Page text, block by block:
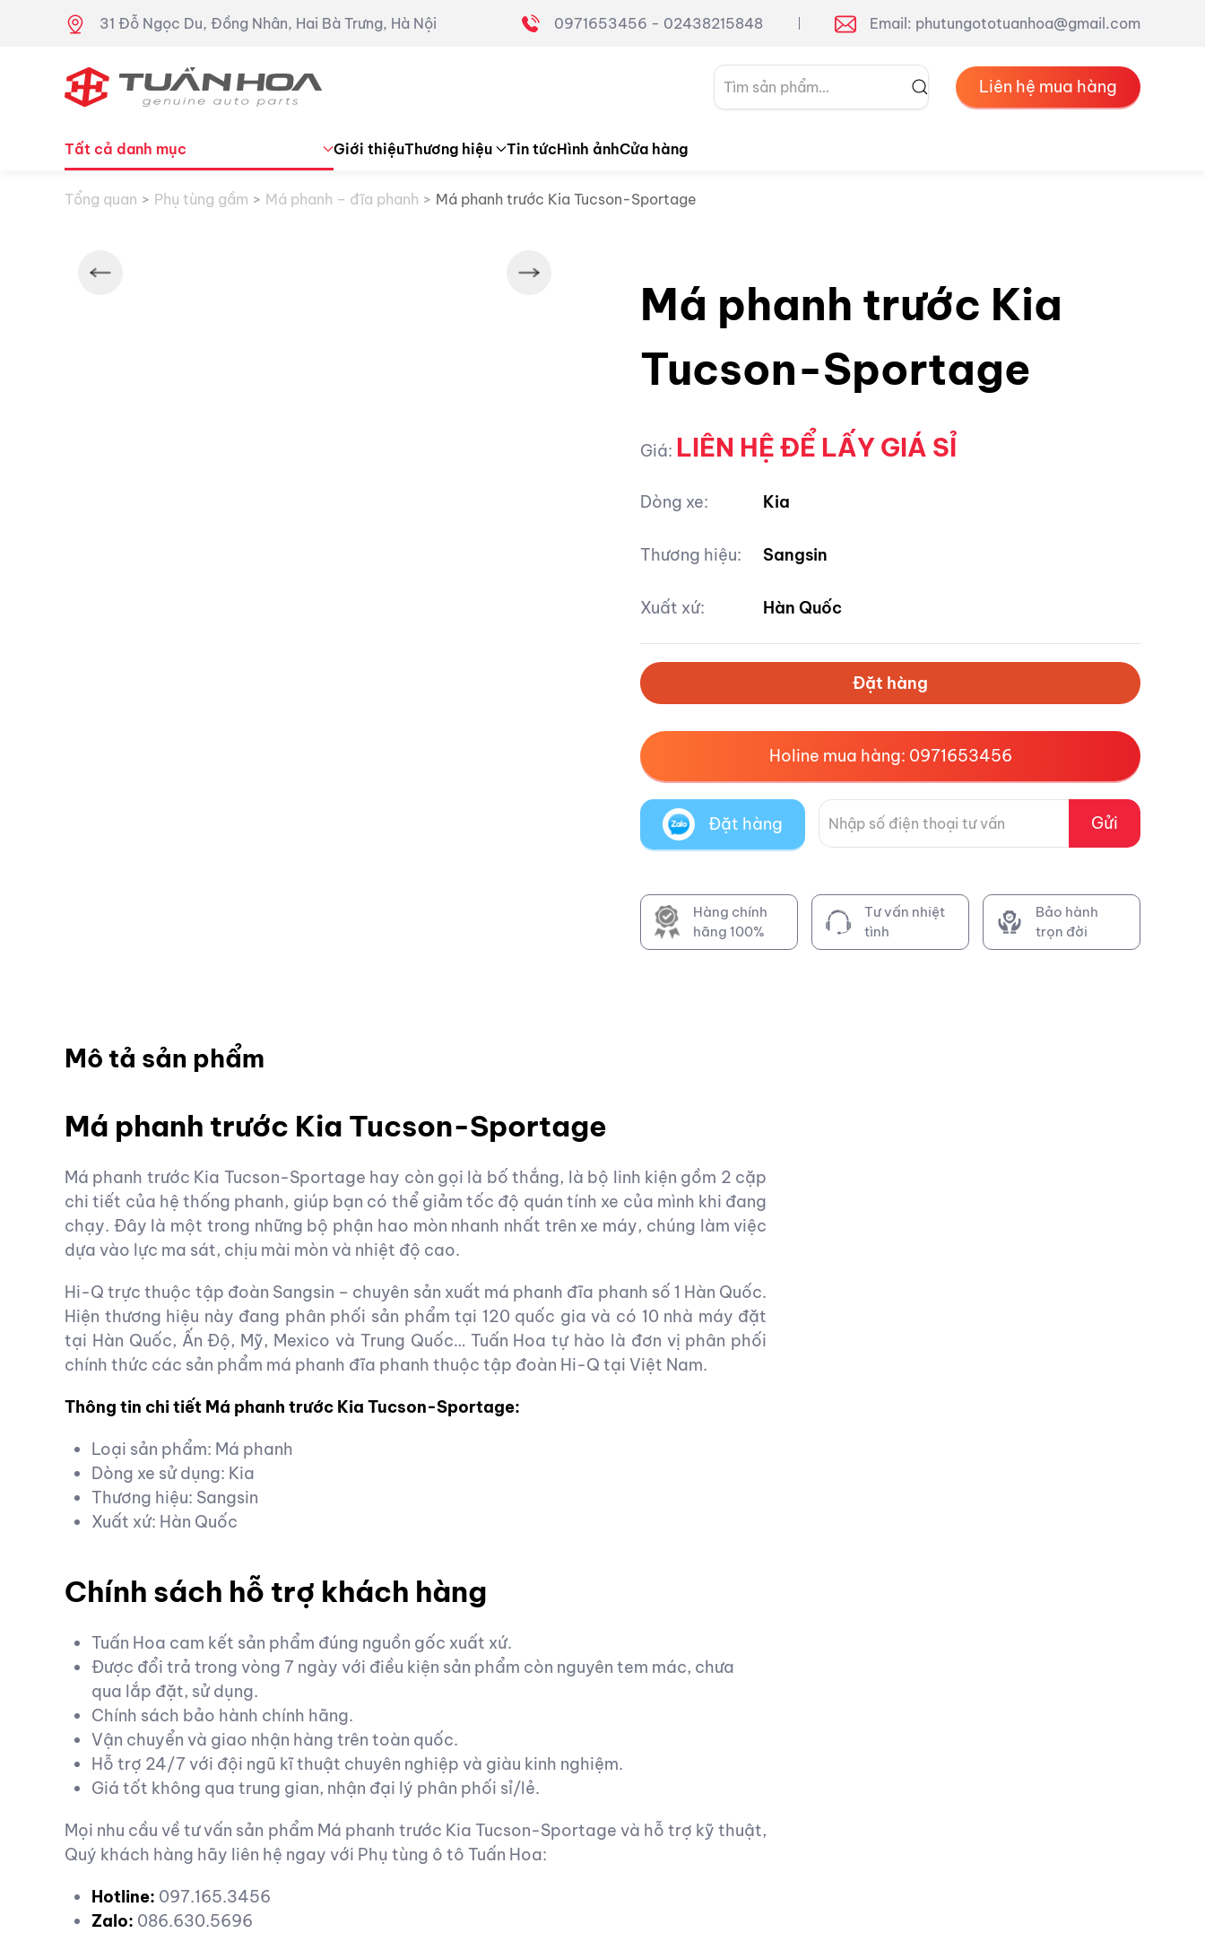
31 Đỗ Ngọc Du, Đồng Nhân, Hai Bà Trưng, Hà Nội 0971653456 - 02438215848 Email: phutungototuanhoa@gmail.com
Tìm
kiếm:
Liên hệ mua hàng
Tất cả danh mục Giới thiệuThương hiệu Tin tứcHình ảnhCửa hàng
Tổng quan Phụ tùng gầm Má phanh – đĩa phanh Má phanh trước Kia Tucson-Sportage
Má phanh trước Kia
Tucson-Sportage
Giá: LIÊN HỆ ĐỂ LẤY GIÁ SỈ
Dòng xe: Kia
Thương hiệu: Sangsin
Xuất xứ: Hàn Quốc
Đặt hàng
Holine mua hàng: 0971653456
Đặt hàng Gửi
Hàng chính
hãng 100%
Tư vấn nhiệt
tình
Bảo hành
trọn đời
Mô tả sản phẩm
Má phanh trước Kia Tucson-Sportage
Má phanh trước Kia Tucson-Sportage hay còn gọi là bố thắng, là bộ linh kiện gồm 2 cặp
chi tiết của hệ thống phanh, giúp bạn có thể giảm tốc độ quán tính xe của mình khi đang
chạy. Đây là một trong những bộ phận hao mòn nhanh nhất trên xe máy, chúng làm việc
dựa vào lực ma sát, chịu mài mòn và nhiệt độ cao.
Hi-Q trực thuộc tập đoàn Sangsin – chuyên sản xuất má phanh đĩa phanh số 1 Hàn Quốc.
Hiện thương hiệu này đang phân phối sản phẩm tại 120 quốc gia và có 10 nhà máy đặt
tại Hàn Quốc, Ấn Độ, Mỹ, Mexico và Trung Quốc… Tuấn Hoa tự hào là đơn vị phân phối
chính thức các sản phẩm má phanh đĩa phanh thuộc tập đoàn Hi-Q tại Việt Nam.
Thông tin chi tiết Má phanh trước Kia Tucson-Sportage:
Loại sản phẩm: Má phanh
Dòng xe sử dụng: Kia
Thương hiệu: Sangsin
Xuất xứ: Hàn Quốc
Chính sách hỗ trợ khách hàng
Tuấn Hoa cam kết sản phẩm đúng nguồn gốc xuất xứ.
Được đổi trả trong vòng 7 ngày với điều kiện sản phẩm còn nguyên tem mác, chưa
qua lắp đặt, sử dụng.
Chính sách bảo hành chính hãng.
Vận chuyển và giao nhận hàng trên toàn quốc.
Hỗ trợ 24/7 với đội ngũ kĩ thuật chuyên nghiệp và giàu kinh nghiệm.
Giá tốt không qua trung gian, nhận đại lý phân phối sỉ/lẻ.
Mọi nhu cầu về tư vấn sản phẩm Má phanh trước Kia Tucson-Sportage và hỗ trợ kỹ thuật,
Quý khách hàng hãy liên hệ ngay với Phụ tùng ô tô Tuấn Hoa:
Hotline: 097.165.3456
Zalo: 086.630.5696